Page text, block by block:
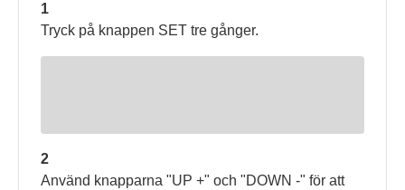
1
Tryck på knappen SET tre gånger.
2
Använd knapparna "UP +" och "DOWN -" för att